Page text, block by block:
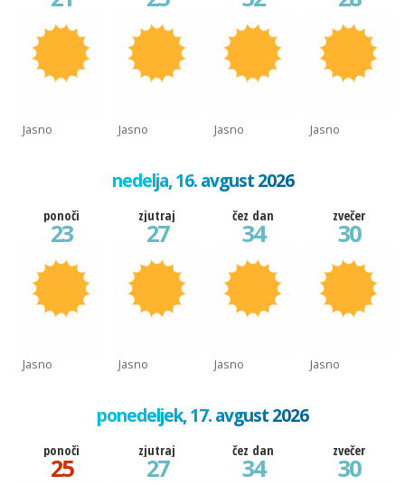
Jasno Jasno Jasno Jasno
nedelja, 16. avgust 2026
ponoči
23
Jasno
zjutraj
27
Jasno
čez dan
34
Jasno
zvečer
30
Jasno
ponedeljek, 17. avgust 2026
ponoči
25
zjutraj
27
čez dan
34
zvečer
30